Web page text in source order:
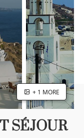
+ 1 MORE
SÉJOUR